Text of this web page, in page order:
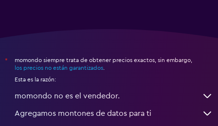
*
momondo siempre trata de obtener precios exactos, sin embargo,
los precios no están garantizados
Esta es la razón:
momondo no es el vendedor.
Agregamos montones de datos para ti